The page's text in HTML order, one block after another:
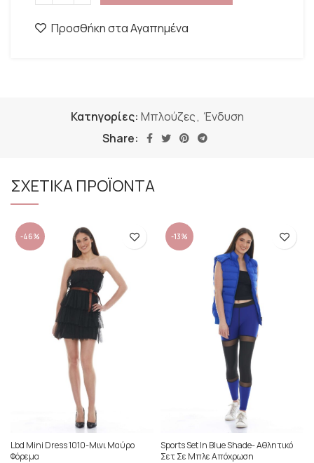
Προσθήκη στα Αγαπημένα
Κατηγορίες: Μπλούζες, Ένδυση
Share:
ΣΧΕΤΙΚΑ ΠΡΟΪΟΝΤΑ
-46%
Lbd Mini Dress 1010-Μινι Μαύρο
Φόρεμα
-13%
Sports Set In Blue Shade- Αθλητικό
Σετ Σε Μπλε Απόχρωση